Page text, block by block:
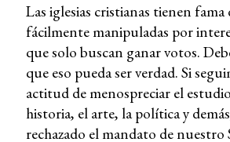
Las iglesias cristianas tienen fama
fácilmente manipuladas por
que solo buscan ganar votos.
que eso pueda ser verdad. Si
actitud de menospreciar el
historia, el arte, la política y
rechazado el mandato de nuestro